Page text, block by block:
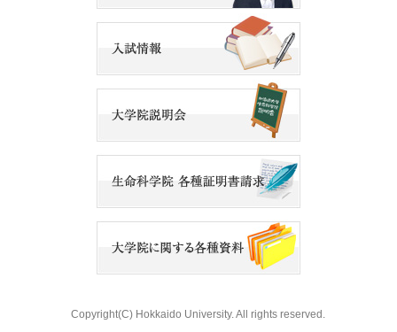
Copyright(C) Hokkaido University. All rights reserved.